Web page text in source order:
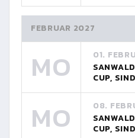
FEBRUAR 2027
MO 01.
SANWALD
CUP,
MO 08.
SANWALD
CUP,